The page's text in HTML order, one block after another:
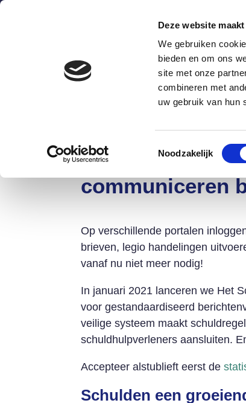
Deze website
We gebruiken
bieden en om ons
site met onze
combineren met
uw gebruik van hun
Noodzakelijk
Hoe
Voortaan nog
communiceren
Op verschillende portalen
brieven, legio handelingen
vanaf nu niet meer nodig!
In januari 2021 lanceren we Het
voor gestandaardiseerd
veilige systeem maakt
schuldhulpverleners aansluiten.
Accepteer alstublieft eerst de
Schulden een